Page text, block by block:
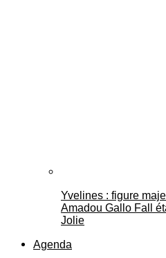
Yvelines : figure
Amadou Gallo Fall
Jolie
Agenda